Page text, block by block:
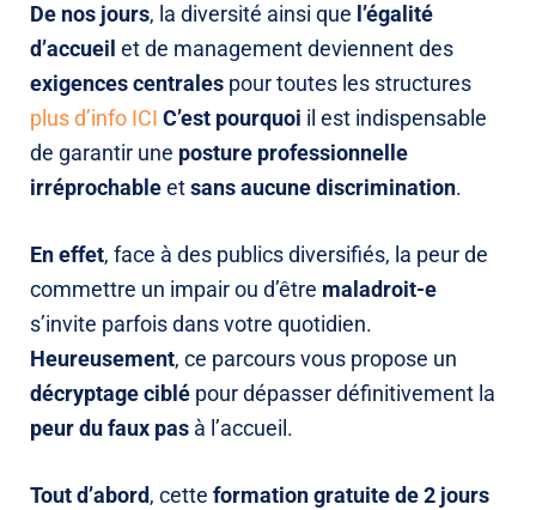
De nos jours, la diversité ainsi que l’égalité
d’accueil et de management deviennent des
exigences centrales pour toutes les structures
plus d’info ICI C’est pourquoi il est indispensable
de garantir une posture professionnelle
irréprochableetsans aucune discrimination.
En effet, face à des publics diversifiés, la peur de
commettre un impair ou d’être maladroit-e
s’invite parfois dans votre quotidien.
Heureusement, ce parcours vous propose un
décryptage ciblé pour dépasser définitivement la
peur du faux pas à l’accueil .
Tout d’abord, cette formation gratuite de 2 jours